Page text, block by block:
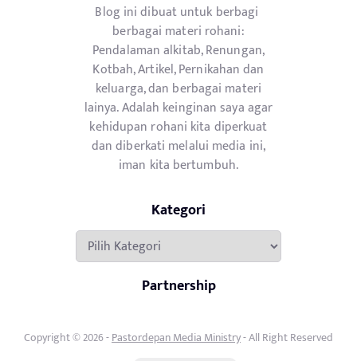
Blog ini dibuat untuk berbagi
berbagai materi rohani:
Pendalaman alkitab, Renungan,
Kotbah, Artikel, Pernikahan dan
keluarga, dan berbagai materi
lainya. Adalah keinginan saya agar
kehidupan rohani kita diperkuat
dan diberkati melalui media ini,
iman kita bertumbuh.
Kategori
Kategori
Partnership
Copyright © 2026 -Pastordepan Media Ministry- All Right Reserved